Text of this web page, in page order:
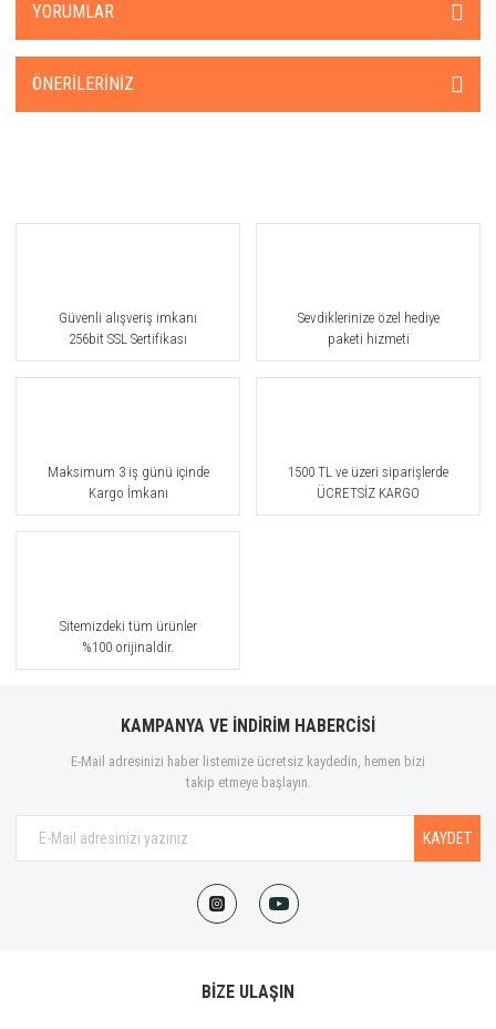
YORUMLAR
ÖNERILERINIZ
Güvenli alışveriş imkanı
256bit SSL Sertifikası
Sevdiklerinize özel hediye
paketi hizmeti
Maksimum 3 iş günü içinde
Kargo İmkanı
1500 TL ve üzeri siparişlerde
ÜCRETSİZ KARGO
Sitemizdeki tüm ürünler
%100 orijinaldir.
KAMPANYA VE İNDİRİM HABERCİSİ
E-Mail adresinizi haber listemize ücretsiz kaydedin, hemen bizi
takip etmeye başlayın.
KAYDET
BİZE ULAŞIN